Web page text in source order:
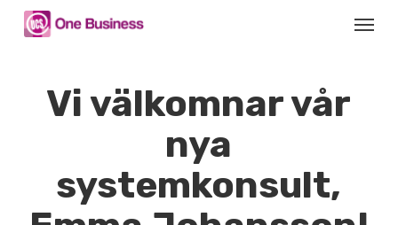
Menu
Vi välkomnar vår
nya
systemkonsult,